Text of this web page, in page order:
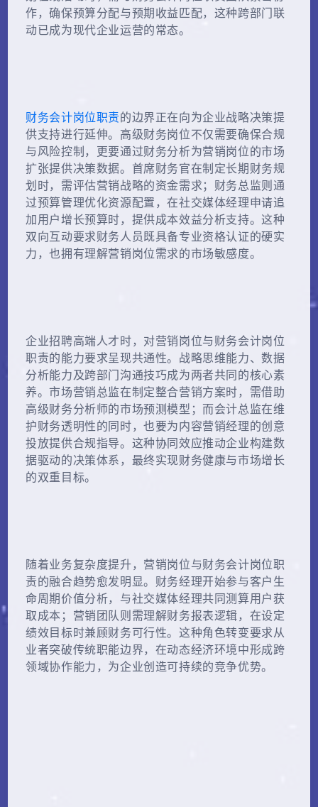
作，确保预算分配与预期收益匹配，这种跨部门联
动已成为现代企业运营的常态。
财务会计岗位职责的边界正在向为企业战略决策提
供支持进行延伸。高级财务岗位不仅需要确保合规
与风险控制，更要通过财务分析为营销岗位的市场
扩张提供决策数据。首席财务官在制定长期财务规
划时，需评估营销战略的资金需求；财务总监则通
过预算管理优化资源配置，在社交媒体经理申请追
加用户增长预算时，提供成本效益分析支持。这种
双向互动要求财务人员既具备专业资格认证的硬实
力，也拥有理解营销岗位需求的市场敏感度。
企业招聘高端人才时，对营销岗位与财务会计岗位
职责的能力要求呈现共通性。战略思维能力、数据
分析能力及跨部门沟通技巧成为两者共同的核心素
养。市场营销总监在制定整合营销方案时，需借助
高级财务分析师的市场预测模型；而会计总监在维
护财务透明性的同时，也要为内容营销经理的创意
投放提供合规指导。这种协同效应推动企业构建数
据驱动的决策体系，最终实现财务健康与市场增长
的双重目标。
随着业务复杂度提升，营销岗位与财务会计岗位职
责的融合趋势愈发明显。财务经理开始参与客户生
命周期价值分析，与社交媒体经理共同测算用户获
取成本；营销团队则需理解财务报表逻辑，在设定
绩效目标时兼顾财务可行性。这种角色转变要求从
业者突破传统职能边界，在动态经济环境中形成跨
领域协作能力，为企业创造可持续的竞争优势。